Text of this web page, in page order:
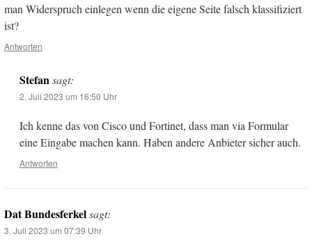
man Widerspruch einlegen wenn die eigene Seite falsch klassifiziert
ist?
Antworten
Stefan sagt:
2. Juli 2023 um 16:50 Uhr
Ich kenne das von Cisco und Fortinet, dass man via Formular
eine Eingabe machen kann. Haben andere Anbieter sicher auch.
Antworten
Dat Bundesferkelsagt:
3. Juli 2023 um 07:39 Uhr